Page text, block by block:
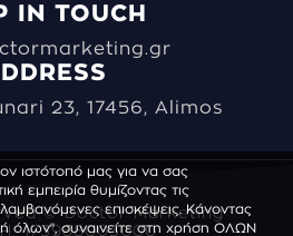
IN TOUCH
23, 17456, Alimos
© Doctor Marketing
173988003000
ιστότοπό μας για να σας
εμπειρία θυμίζοντας τις
επισκέψεις. Κάνοντας
όλων", συναινείτε στη χρήση ΟΛΩΝ